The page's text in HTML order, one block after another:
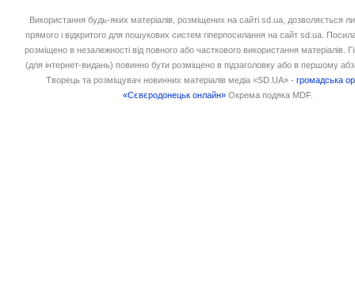
Використання будь-яких матеріалів, розміщених на сайті sd.ua, дозволяється
прямого і відкритого для пошукових систем гіперпосилання на сайт sd.ua.
розміщено в незалежності від повного або часткового використання матеріалів.
(для інтернет-видань) повинно бути розміщено в підзаголовку або в першому
Творець та розміщувач новинних матеріалів медіа «SD.UA» -громадська
«Сєвєродонецьк онлайн» Окрема подяка MDF.